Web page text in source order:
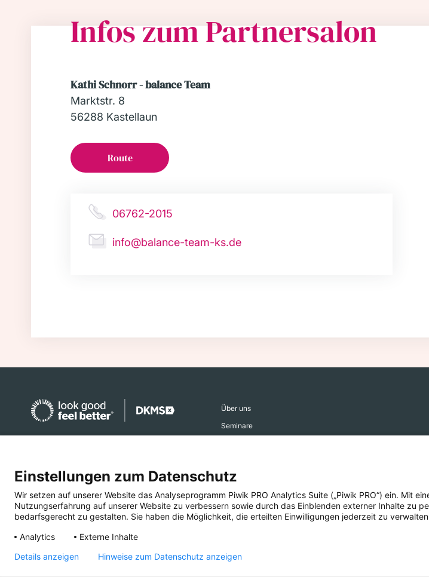
Infos zum Partnersalon
Kathi Schnorr - balance Team
Marktstr. 8
56288 Kastellaun
Route
06762-2015
info@balance-team-ks.de
DKMS Donor Center gGmbH
IBAN
DE16 6407 0085 0013 2308 04
BIC DEUTDESS640
Deutsche Bank AG Reutlingen
Über uns
Seminare
Aktuelles
Presse
Einstellungen zum Datenschutz
Wir setzen auf unserer Website das Analyseprogramm Piwik PRO Analytics Suite („Piwik PRO“) ein. Mit
Nutzungserfahrung auf unserer Website zu verbessern sowie durch das Einblenden externer Inhalte zu
bedarfsgerecht zu gestalten. Sie haben die Möglichkeit, die erteilten Einwilligungen jederzeit zu
Analytics
Externe Inhalte
Details anzeigen Hinweise zum Datenschutz anzeigen